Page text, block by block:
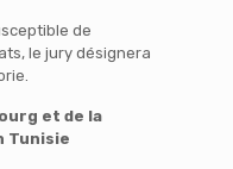
de
le jury désignera
et de la
Tunisie